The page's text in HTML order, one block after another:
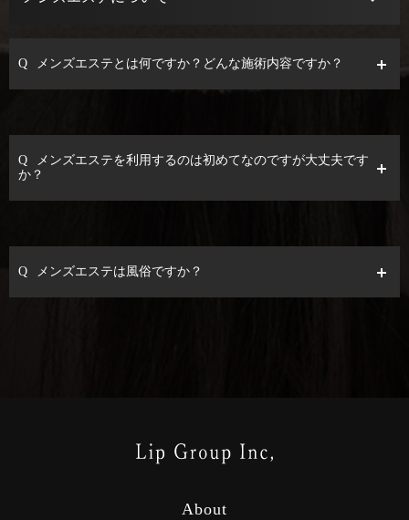
Q メンズエステとは何ですか？どんな施術内容ですか？
Q
メンズエステを利用するのは初めてなのですが大丈夫です
か？
Q メンズエステは風俗ですか？
About